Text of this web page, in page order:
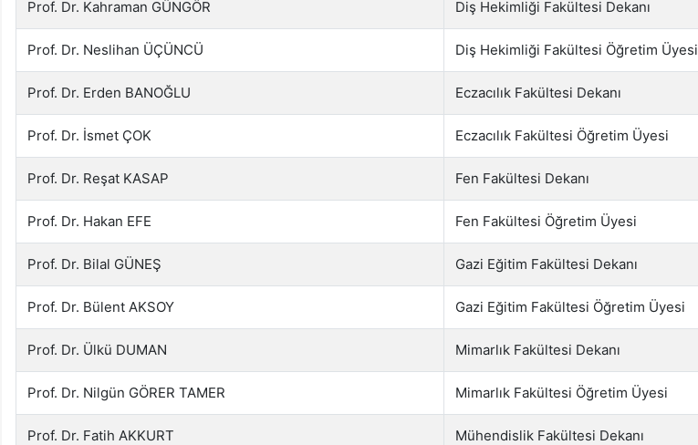
Prof. Dr. Kahraman GÜNGÖR Diş Hekimliği Fakültesi Dekanı
Prof. Dr. Neslihan ÜÇÜNCÜ Diş Hekimliği Fakültesi Öğretim Üyesi
Prof. Dr. Erden BANOĞLU Eczacılık Fakültesi Dekanı
Prof. Dr. İsmet ÇOK Eczacılık Fakültesi Öğretim Üyesi
Prof. Dr. Reşat KASAP Fen Fakültesi Dekanı
Prof. Dr. Hakan EFE Fen Fakültesi Öğretim Üyesi
Prof. Dr. Bilal GÜNEŞ Gazi Eğitim Fakültesi Dekanı
Prof. Dr. Bülent AKSOY Gazi Eğitim Fakültesi Öğretim Üyesi
Prof. Dr. Ülkü DUMAN Mimarlık Fakültesi Dekanı
Prof. Dr. Nilgün GÖRER TAMER Mimarlık Fakültesi Öğretim Üyesi
Prof. Dr. Fatih AKKURT Mühendislik Fakültesi Dekanı